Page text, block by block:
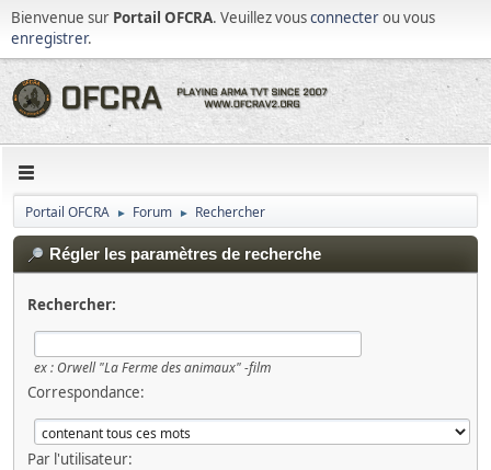
Bienvenue sur Portail OFCRA. Veuillez vousconnecterou vous
enregistrer.
Portail OFCRA ► Forum ► Rechercher
Régler les paramètres de recherche
Rechercher:
ex : Orwell "La Ferme des animaux" -film
Correspondance:
Par l'utilisateur: